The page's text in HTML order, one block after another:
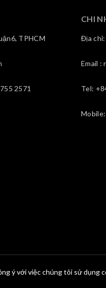
TPHCM
2571
CHI
Địa
Email :
Tel:
reserved
ý với việc chúng tôi sử dụng